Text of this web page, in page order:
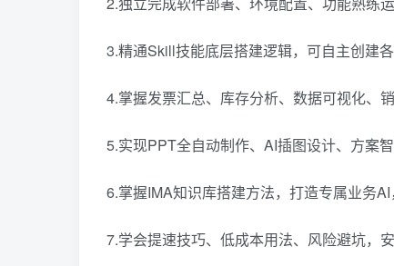
3.精通Skill技能底层搭建逻辑，可自主创建
4.掌握发票汇总、库存分析、数据可视化、
5.实现PPT全自动制作、AI插图设计、方案
6.掌握IMA知识库搭建方法，打造专属业务
7.学会提速技巧、低成本用法、风险避坑，